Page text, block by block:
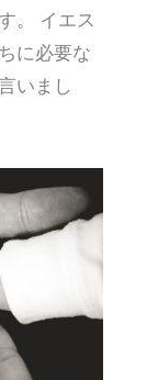
。 イエス
に必要な
いまし